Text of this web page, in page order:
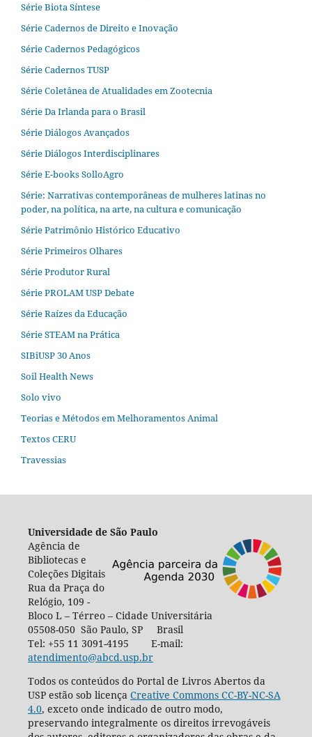
Série Biota Síntese
Série Cadernos de Direito e Inovação
Série Cadernos Pedagógicos
Série Cadernos TUSP
Série Coletânea de Atualidades em Zootecnia
Série Da Irlanda para o Brasil
Série Diálogos Avançados
Série Diálogos Interdisciplinares
Série E-books SolloAgro
Série: Narrativas contemporâneas de mulheres latinas no
poder, na política, na arte, na cultura e comunicação
Série Patrimônio Histórico Educativo
Série Primeiros Olhares
Série Produtor Rural
Série PROLAM USP Debate
Série Raízes da Educação
Série STEAM na Prática
SIBiUSP 30 Anos
Soil Health News
Solo vivo
Teorias e Métodos em Melhoramentos Animal
Textos CERU
Travessias
Universidade de São Paulo
Agência de
Bibliotecas e
Coleções Digitais
Rua da Praça do
Relógio, 109 -
Bloco L – Térreo – Cidade Universitária
05508-050 São Paulo, SP Brasil
Tel: +55 11 3091-4195 E-mail:
atendimento@abcd.usp.br
Todos os conteúdos do Portal de Livros Abertos da
USP estão sob licença Creative Commons CC-BY-NC-SA
4.0, exceto onde indicado de outro modo,
preservando integralmente os direitos irrevogáveis